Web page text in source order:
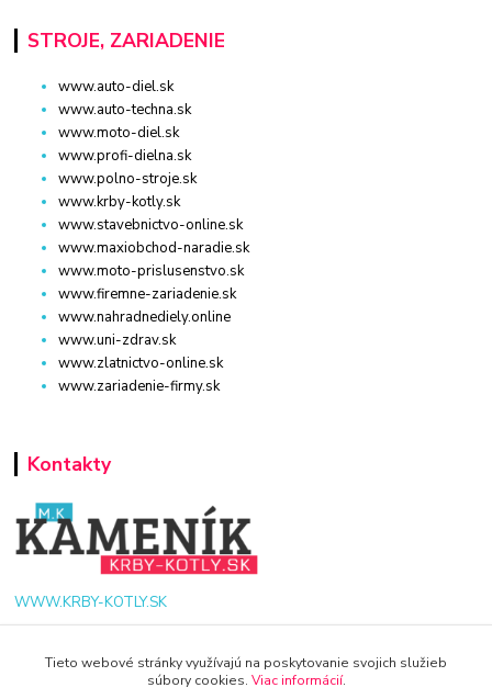
STROJE, ZARIADENIE
www.auto-diel.sk
www.auto-techna.sk
www.moto-diel.sk
www.profi-dielna.sk
www.polno-stroje.sk
www.krby-kotly.sk
www.stavebnictvo-online.sk
www.maxiobchod-naradie.sk
www.moto-prislusenstvo.sk
www.firemne-zariadenie.sk
www.nahradnediely.online
www.uni-zdrav.sk
www.zlatnictvo-online.sk
www.zariadenie-firmy.sk
Kontakty
WWW.KRBY-KOTLY.SK
Tieto webové stránky využívajú na poskytovanie svojich služieb
súbory cookies. Viac informácií.